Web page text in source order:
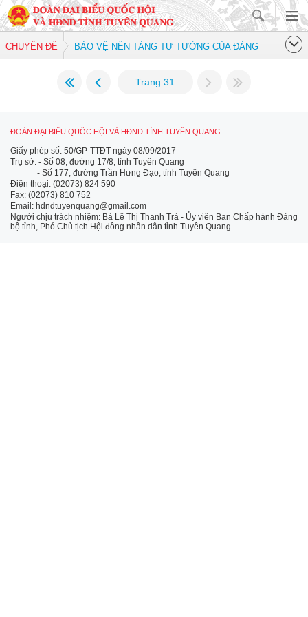
CHUYÊN ĐỀ BẢO VỆ NỀN TẢNG TƯ TƯỞNG CỦA ĐẢNG
Trang 31
ĐOÀN ĐẠI BIỂU QUỐC HỘI VÀ HĐND TỈNH TUYÊN QUANG
Giấy phép số: 50/GP-TTĐT ngày 08/09/2017
Trụ sở: - Số 08, đường 17/8, tỉnh Tuyên Quang
- Số 177, đường Trần Hưng Đạo, tỉnh Tuyên Quang
Điện thoại: (02073) 824 590
Fax: (02073) 810 752
Email: hdndtuyenquang@gmail.com
Người chịu trách nhiệm: Bà Lê Thị Thanh Trà - Ủy viên Ban Chấp hành Đảng
bộ tỉnh, Phó Chủ tịch Hội đồng nhân dân tỉnh Tuyên Quang